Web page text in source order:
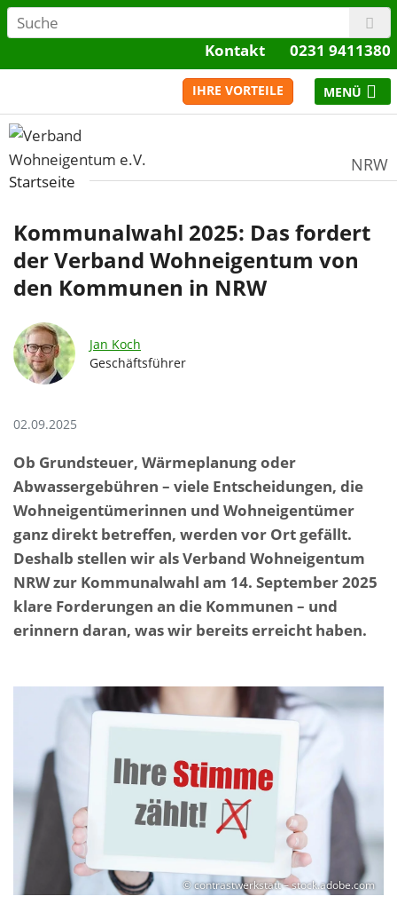
Kontakt 0231 9411380
IHRE VORTEILE
NRW
Startseite
Kommunalwahl 2025: Das fordert
der Verband Wohneigentum von
den Kommunen in NRW
Jan Koch
Geschäftsführer
02.09.2025
Ob Grundsteuer, Wärmeplanung oder
Abwassergebühren – viele Entscheidungen, die
Wohneigentümerinnen und Wohneigentümer
ganz direkt betreffen, werden vor Ort gefällt.
Deshalb stellen wir als Verband Wohneigentum
NRW zur Kommunalwahl am 14. September 2025
klare Forderungen an die Kommunen – und
erinnern daran, was wir bereits erreicht haben.
© contrastwerkstatt – stock.adobe.com